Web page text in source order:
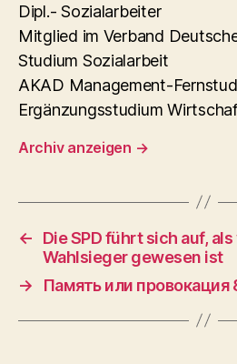
Dipl.- Sozialarbeiter
Mitglied im Verband
Studium Sozialarbeit
AKAD Management-
Ergänzungsstudium
Archiv anzeigen →
←
Die SPD führt sich auf,
Wahlsieger gewesen ist
→
Память или провокация